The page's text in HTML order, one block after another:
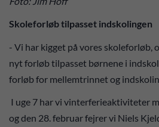
Skoleforløb tilpasset indskolingen
- Vi har kigget på vores skoleforløb,
nyt forløb tilpasset børnene i
forløb for mellemtrinnet og
I uge 7 har vi vinterferieaktiviteter
og den 28. februar fejrer vi Niels